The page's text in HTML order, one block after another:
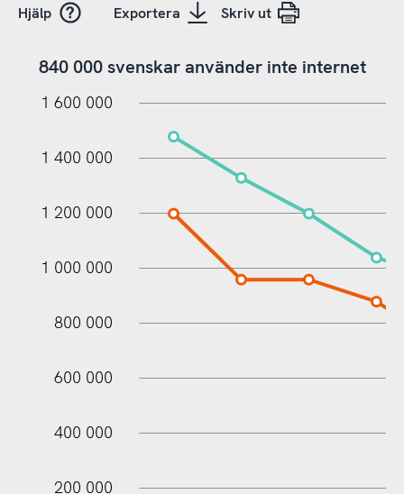
Hjälp Exportera Skriv ut
840 000 svenskar använder inte internet
1 000 000
1 600 000
1 400 000
1 200 000
1 000 000
800 000
600 000
400 000
200 000